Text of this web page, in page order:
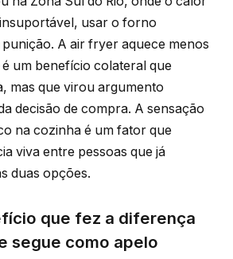
usar o forno
A air fryer aquece menos
um benefício colateral que
mas que virou argumento
decisão de compra. A sensação
na cozinha é um fator que
viva entre pessoas que já
duas opções.
que fez a diferença
segue como apelo